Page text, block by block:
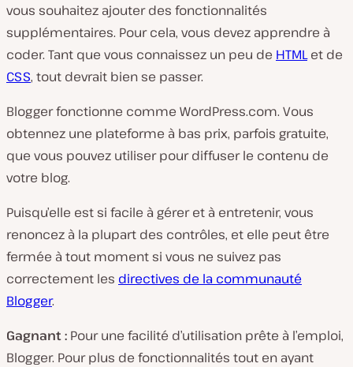
vous souhaitez ajouter des fonctionnalités
supplémentaires. Pour cela, vous devez apprendre à
coder. Tant que vous connaissez un peu de HTMLet de
CSS, tout devrait bien se passer.
Blogger fonctionne comme WordPress.com. Vous
obtennez une plateforme à bas prix, parfois gratuite,
que vous pouvez utiliser pour diffuser le contenu de
votre blog.
Puisqu’elle est si facile à gérer et à entretenir, vous
renoncez à la plupart des contrôles, et elle peut être
fermée à tout moment si vous ne suivez pas
correctement les directives de la communauté
Blogger.
Gagnant : Pour une facilité d’utilisation prête à l’emploi,
Blogger. Pour plus de fonctionnalités tout en ayant